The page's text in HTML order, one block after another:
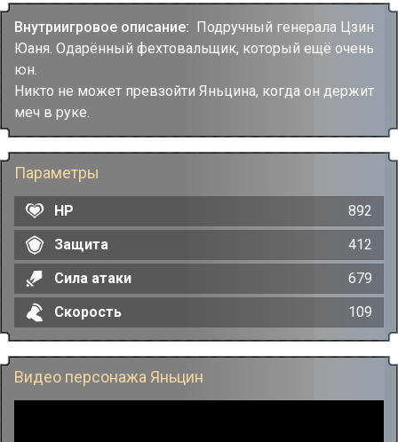
Внутриигровое описание: Подручный генерала Цзин
Юаня. Одарённый фехтовальщик, который ещё очень
юн.
Никто не может превзойти Яньцина, когда он держит
меч в руке.
Параметры
HP
892
Защита
412
Сила атаки
679
Скорость
109
Видео персонажа Яньцин